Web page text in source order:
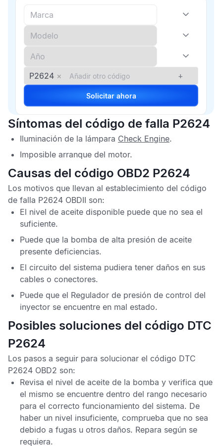
P2624 × +
Solicitar ahora
Síntomas del código de falla P2624
Iluminación de la lámpara Check Engine.
Imposible arranque del motor.
Causas del código OBD2 P2624
Los motivos que llevan al establecimiento del código
de falla P2624 OBDII son:
El nivel de aceite disponible puede que no sea el
suficiente.
Puede que la bomba de alta presión de aceite
presente deficiencias.
El circuito del sistema pudiera tener daños en sus
cables o conectores.
Puede que el Regulador de presión de control del
inyector se encuentre en mal estado.
Posibles soluciones del código DTC
P2624
Los pasos a seguir para solucionar el código DTC
P2624 OBD2 son:
Revisa el nivel de aceite de la bomba y verifica que
el mismo se encuentre dentro del rango necesario
para el correcto funcionamiento del sistema. De
haber un nivel insuficiente, comprueba que no sea
debido a fugas u otros daños. Repara según se
requiera.